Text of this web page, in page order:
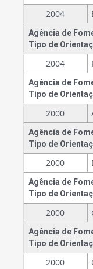
2004
Agência de
Tipo de
2004
Agência de
Tipo de
2000
Agência de
Tipo de
2000
Agência de
Tipo de
2000
Agência de
Tipo de
2000